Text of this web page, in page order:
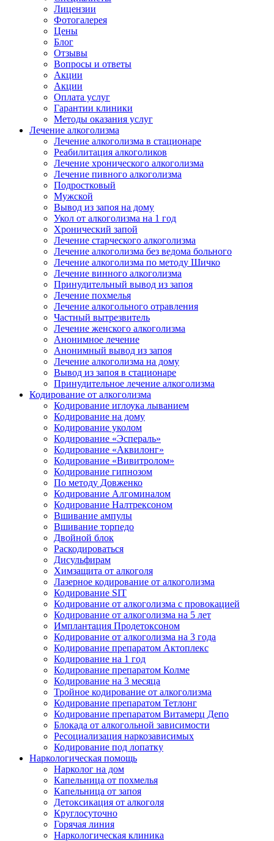
Лицензии
Фотогалерея
Цены
Блог
Отзывы
Вопросы и ответы
Акции
Акции
Оплата услуг
Гарантии клиники
Методы оказания услуг
Лечение алкоголизма
Лечение алкоголизма в стационаре
Реабилитация алкоголиков
Лечение хронического алкоголизма
Лечение пивного алкоголизма
Подростковый
Мужской
Вывод из запоя на дому
Укол от алкоголизма на 1 год
Хронический запой
Лечение старческого алкоголизма
Лечение алкоголизма без ведома больного
Лечение алкоголизма по методу Шичко
Лечение винного алкоголизма
Принудительный вывод из запоя
Лечение похмелья
Лечение алкогольного отравления
Частный вытрезвитель
Лечение женского алкоголизма
Анонимное лечение
Анонимный вывод из запоя
Лечение алкоголизма на дому
Вывод из запоя в стационаре
Принудительное лечение алкоголизма
Кодирование от алкоголизма
Кодирование иглоука лыванием
Кодирование на дому
Кодирование уколом
Кодирование «Эспераль»
Кодирование «Аквилонг»
Кодирование «Вивитролом»
Кодирование гипнозом
По методу Довженко
Кодирование Алгоминалом
Кодирование Налтрексоном
Вшивание ампулы
Вшивание торпедо
Двойной блок
Раскодироваться
Дисульфирам
Химзащита от алкоголя
Лазерное кодирование от алкоголизма
Кодирование SIT
Кодирование от алкоголизма с провокацией
Кодирование от алкоголизма на 5 лет
Имплантация Продетоксоном
Кодирование от алкоголизма на 3 года
Кодирование препаратом Актоплекс
Кодирование на 1 год
Кодирование препаратом Колме
Кодирование на 3 месяца
Тройное кодирование от алкоголизма
Кодирование препаратом Тетлонг
Кодирование препаратом Витамерц Депо
Блокада от алкогольной зависимости
Ресоциализация наркозависимых
Кодирование под лопатку
Наркологическая помощь
Нарколог на дом
Капельница от похмелья
Капельница от запоя
Детоксикация от алкоголя
Круглосуточно
Горячая линия
Наркологическая клиника